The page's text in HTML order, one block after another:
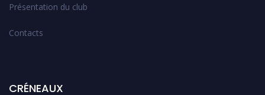
Présentation du club
Contacts
CRÉNEAUX